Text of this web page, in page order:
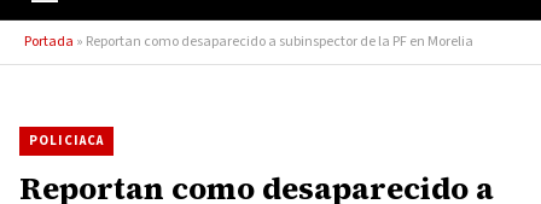
Portada » Reportan como desaparecido a subinspector de la PF en Morelia
POLICIACA
Reportan como desaparecido a